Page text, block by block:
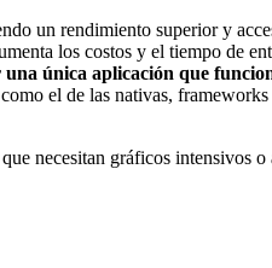
un rendimiento superior y
los costos y el tiempo de
una única aplicación que
el de las nativas,
que necesitan gráficos intensivos